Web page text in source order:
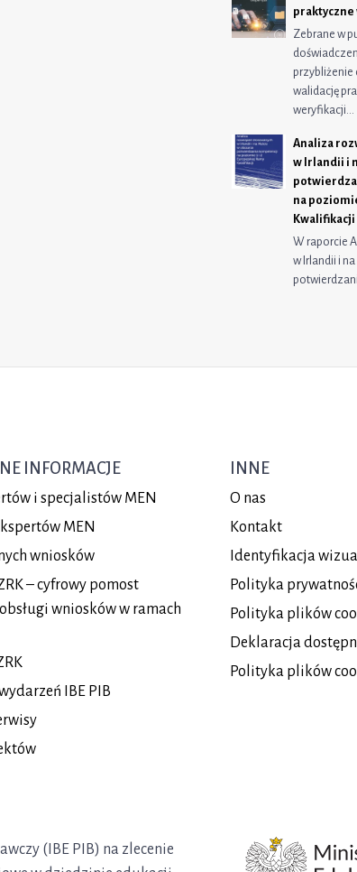
praktyczne
Zebrane w
przybliżenie
walidację
weryfikacji…
Analiza
w Irlandii i
na
Kwalifikacji
W raporcie
w Irlandii i
INFORMACJE
i specjalistów MEN
MEN
wniosków
– cyfrowy pomost
wniosków w ramach
IBE PIB
INNE
O nas
Kontakt
Identyfikacja
Polityka
Polityka plików
Deklaracja
Polityka plików
(IBE PIB) na zlecenie